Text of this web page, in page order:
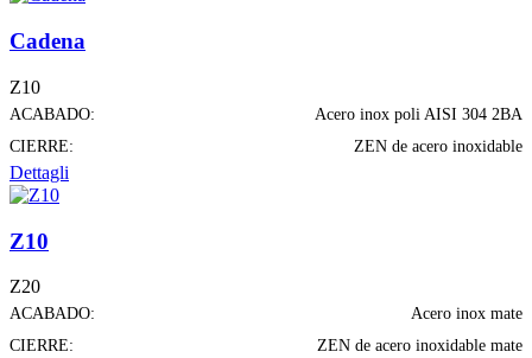
Cadena
Z10
ACABADO:
Acero inox poli AISI 304 2BA
CIERRE:
ZEN de acero inoxidable
Dettagli
Z10
Z20
ACABADO:
Acero inox mate
CIERRE:
ZEN de acero inoxidable mate